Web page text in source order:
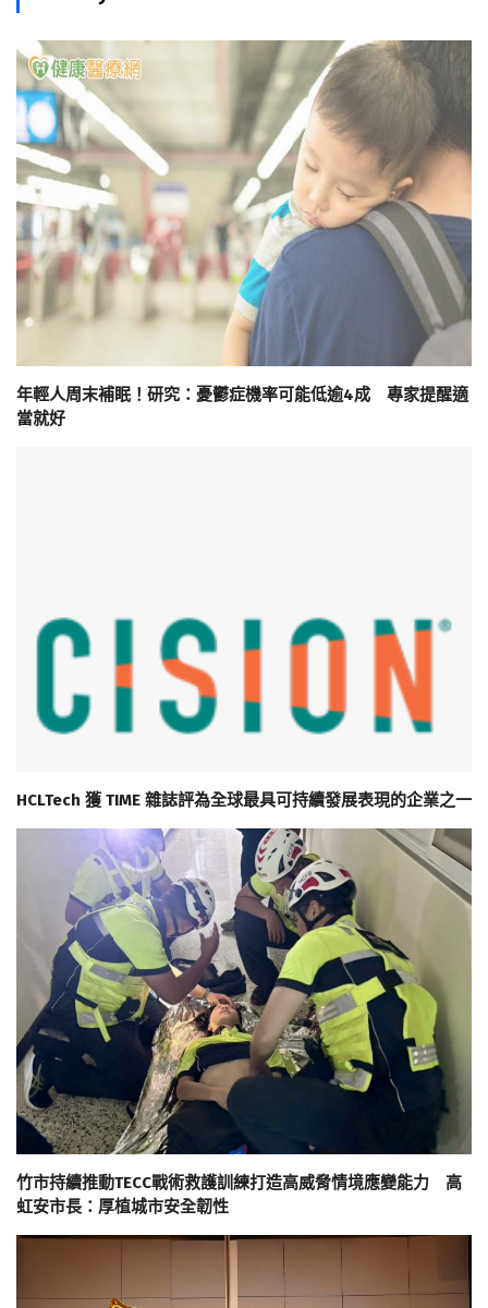
年輕人周末補眠！研究：憂鬱症機率可能低逾4成 專家提醒適
當就好
HCLTech 獲 TIME 雜誌評為全球最具可持續發展表現的企業之一
竹市持續推動TECC戰術救護訓練打造高威脅情境應變能力 高
虹安市長：厚植城市安全韌性